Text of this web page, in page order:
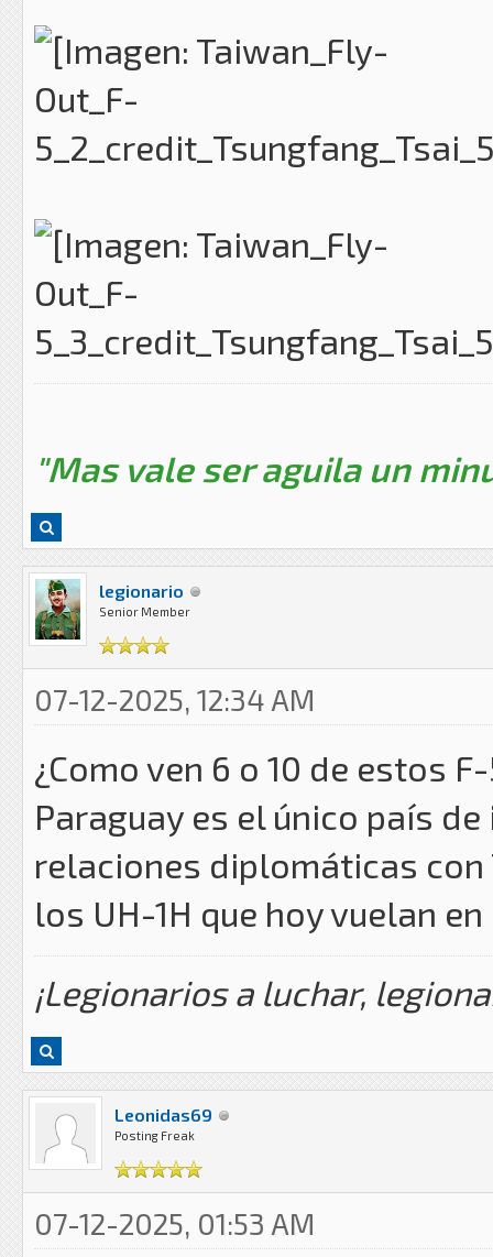
"Mas vale ser aguila un
legionario
Senior Member
07-12-2025, 12:34 AM
¿Como ven 6 o 10 de estos
Paraguay es el único país
relaciones diplomáticas con
los UH-1H que hoy vuelan
¡Legionarios a luchar,
Leonidas69
Posting Freak
07-12-2025, 01:53 AM